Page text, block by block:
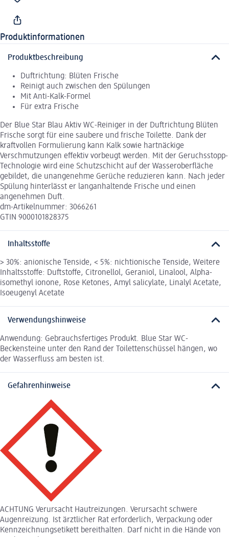
Produktinformationen
Produktbeschreibung
Duftrichtung: Blüten Frische
Reinigt auch zwischen den Spülungen
Mit Anti-Kalk-Formel
Für extra Frische
Der Blue Star Blau Aktiv WC-Reiniger in der Duftrichtung Blüten
Frische sorgt für eine saubere und frische Toilette. Dank der
kraftvollen Formulierung kann Kalk sowie hartnäckige
Verschmutzungen effektiv vorbeugt werden. Mit der Geruchsstopp-
Technologie wird eine Schutzschicht auf der Wasseroberfläche
gebildet, die unangenehme Gerüche reduzieren kann. Nach jeder
Spülung hinterlässt er langanhaltende Frische und einen
angenehmen Duft.
dm-Artikelnummer: 3066261
GTIN 9000101828375
Inhaltsstoffe
> 30%: anionische Tenside, < 5%: nichtionische Tenside, Weitere
Inhaltsstoffe: Duftstoffe, Citronellol, Geraniol, Linalool, Alpha-
isomethyl ionone, Rose Ketones, Amyl salicylate, Linalyl Acetate,
Isoeugenyl Acetate
Verwendungshinweise
Anwendung: Gebrauchsfertiges Produkt. Blue Star WC-
Beckensteine unter den Rand der Toilettenschüssel hängen, wo
der Wasserfluss am besten ist.
Gefahrenhinweise
ACHTUNG Verursacht Hautreizungen. Verursacht schwere
Augenreizung. Ist ärztlicher Rat erforderlich, Verpackung oder
Kennzeichnungsetikett bereithalten. Darf nicht in die Hände von